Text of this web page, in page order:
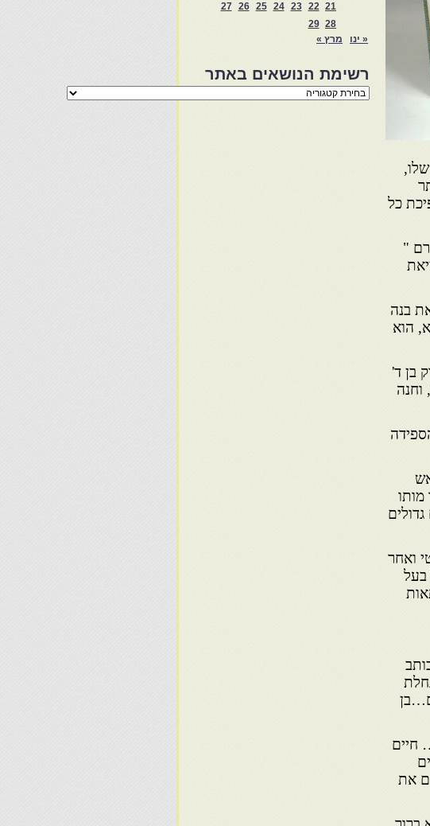
כל
"
בנה
הוא
בן ד'
ואחר
בעל
חיים
את
21
22
23
24
25
26
27
28
29
« ינו
מרץ »
רשימת הנושאים באתר
רשימת
הנושאים